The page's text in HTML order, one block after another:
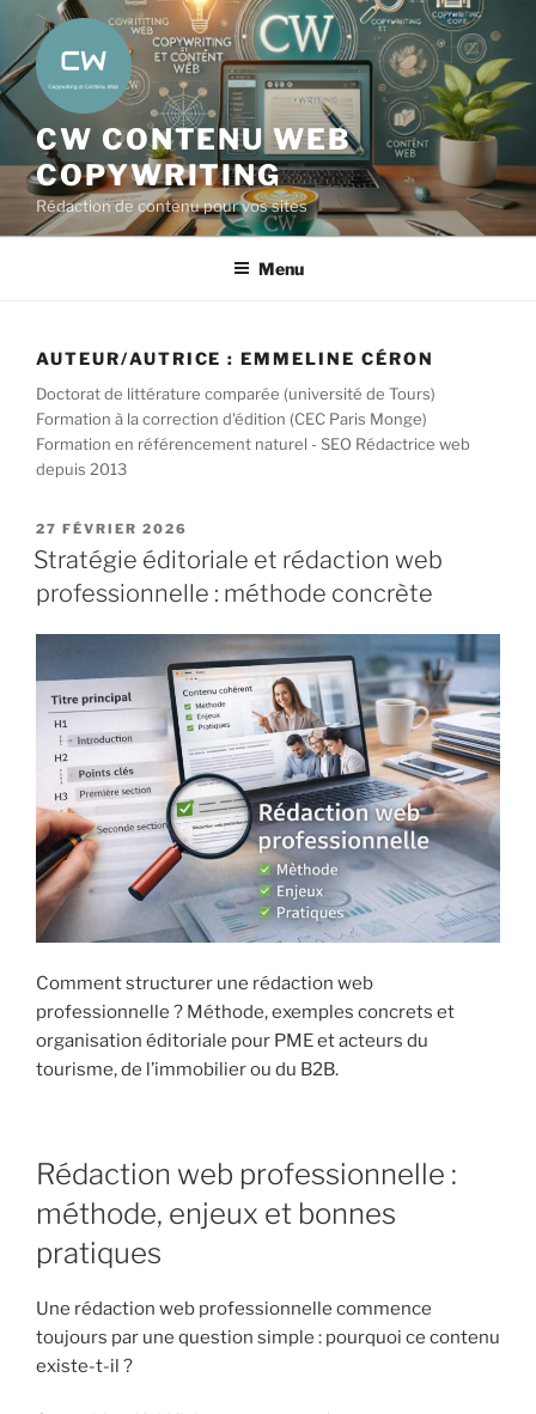
Aller
contenu
principal
CW CONTENU WEB
COPYWRITING
Rédaction de contenu pour vos sites
Menu
AUTEUR/AUTRICE :EMMELINE CÉRON
Doctorat de littérature comparée (université de Tours)
Formation à la correction d'édition (CEC Paris Monge)
Formation en référencement naturel - SEO Rédactrice web
depuis 2013
PUBLIÉ
LE
27 FÉVRIER 2026
Stratégie éditoriale et rédaction web
professionnelle : méthode concrète
Comment structurer une rédaction web
professionnelle ? Méthode, exemples concrets et
organisation éditoriale pour PME et acteurs du
tourisme, de l’immobilier ou du B2B.
Rédaction web professionnelle :
méthode, enjeux et bonnes
pratiques
Une rédaction web professionnelle commence
toujours par une question simple : pourquoi ce contenu
existe-t-il ?